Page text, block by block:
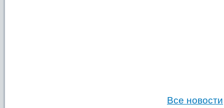
Все новости